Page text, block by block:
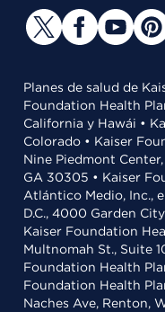
Planes de salud de
Foundation Health
California y Hawái •
Colorado • Kaiser
Nine Piedmont
GA 30305 • Kaiser
Atlántico Medio, Inc.,
D.C., 4000 Garden
Kaiser Foundation
Multnomah St., Suite
Foundation Health
Foundation Health
Naches Ave, Renton,